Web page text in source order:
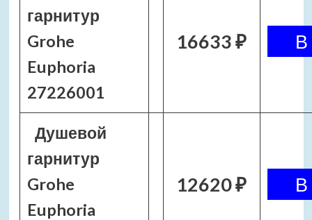
гарнитур
Grohe
Euphoria
27226001
16633 ₽
Душевой
гарнитур
Grohe
Euphoria
12620 ₽